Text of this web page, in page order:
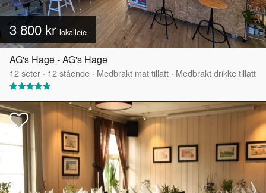
3 800 kr lokalleie
AG's Hage - AG's Hage
12seter · 12stående · Medbrakt mat tillatt · Medbrakt drikke tillatt